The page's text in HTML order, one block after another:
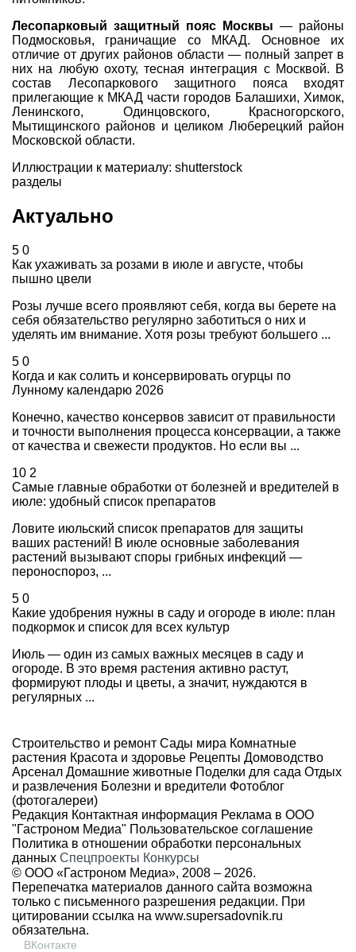
Лесопарковый защитный пояс Москвы — районы
Подмосковья, граничащие со МКАД. Основное их
отличие от других районов области — полный запрет в
них на любую охоту, тесная интеграция с Москвой. В
состав Лесопаркового защитного пояса входят
прилегающие к МКАД части городов Балашихи, Химок,
Ленинского, Одинцовского, Красногорского,
Мытищинского районов и целиком Люберецкий район
Московской области.
Иллюстрации к материалу: shutterstock
разделы
Актуально
5 0
Как ухаживать за розами в июле и августе, чтобы
пышно цвели
Розы лучше всего проявляют себя, когда вы берете на
себя обязательство регулярно заботиться о них и
уделять им внимание. Хотя розы требуют большего ...
5 0
Когда и как солить и консервировать огурцы по
Лунному календарю 2026
Конечно, качество консервов зависит от правильности
и точности выполнения процесса консервации, а также
от качества и свежести продуктов. Но если вы ...
10 2
Самые главные обработки от болезней и вредителей в
июле: удобный список препаратов
Ловите июльский список препаратов для защиты
ваших растений! В июле основные заболевания
растений вызывают споры грибных инфекций —
пероноспороз, ...
5 0
Какие удобрения нужны в саду и огороде в июле: план
подкормок и список для всех культур
Июль — один из самых важных месяцев в саду и
огороде. В это время растения активно растут,
формируют плоды и цветы, а значит, нуждаются в
регулярных ...
Строительство и ремонт Сады мира Комнатные
растения Красота и здоровье Рецепты Домоводство
Арсенал Домашние животные Поделки для сада Отдых
и развлечения Болезни и вредители Фотоблог
(фотогалереи)
Редакция Контактная информация Реклама в ООО
"Гастроном Медиа" Пользовательское соглашение
Политика в отношении обработки персональных
данных Спецпроекты Конкурсы
© ООО «Гастроном Медиа», 2008 – 2026.
Перепечатка материалов данного сайта возможна
только с письменного разрешения редакции. При
цитировании ссылка на www.supersadovnik.ru
обязательна.
ВКонтакте